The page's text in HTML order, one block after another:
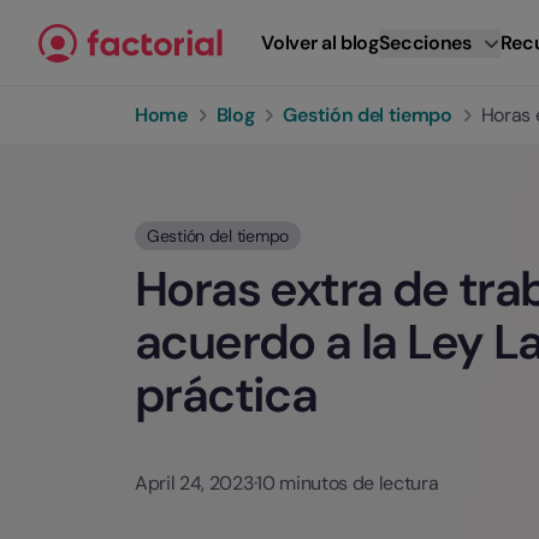
Volver al blogSecciones
Home Blog Gestión del tiempo Horas
Gestión del tiempo
Horas extra de
acuerdo a la Ley
práctica
April 24, 2023·10 minutos de lectura